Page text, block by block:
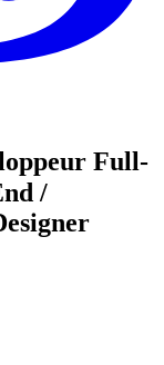
Full-
/